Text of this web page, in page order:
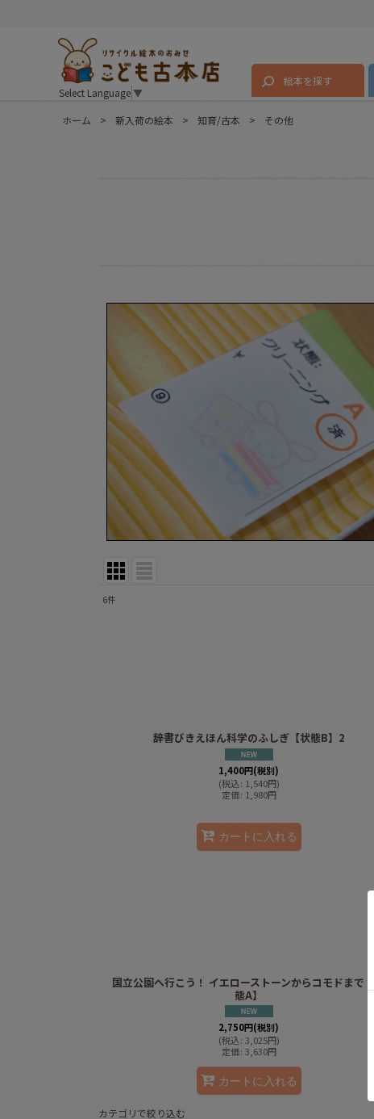
Select Language▼
絵本を探す
ホーム > 新入荷の絵本 > 知育/古本 > その他
6件
辞書びきえほん科学のふしぎ【状態B】2
1,400円(税別)
(税込: 1,540円)
定価: 1,980円
カートに入れる
国立公園へ行こう！ イエローストーンからコモドまで【
態A】
2,750円(税別)
(税込: 3,025円)
定価: 3,630円
カートに入れる
カテゴリで絞り込む